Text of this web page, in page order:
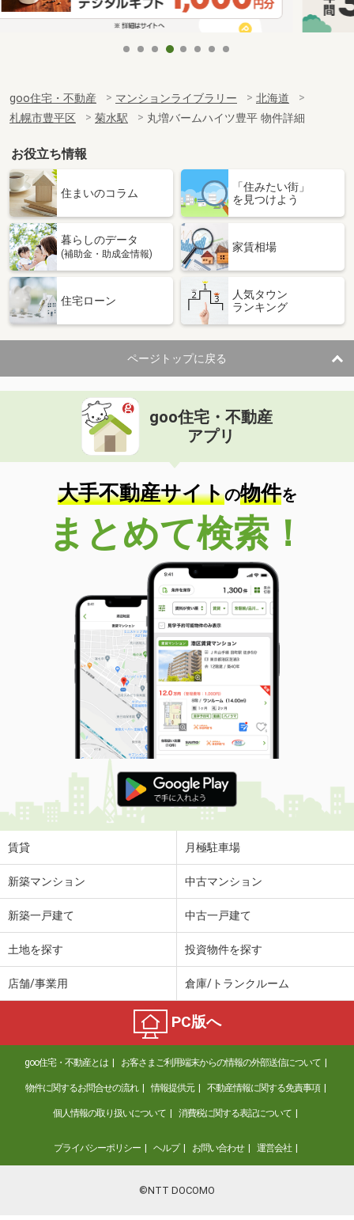
goo住宅・不動産 マンションライブラリー
北海道
札幌市豊平区
菊水駅 丸増バームハイツ豊平 物件詳細
お役立ち情報
住まいのコラム
「住みたい街」
を見つけよう
暮らしのデータ
(補助金・助成金情報)
家賃相場
住宅ローン
人気タウン
ランキング
ページトップに戻る
goo住宅・不動産
アプリ
大手不動産サイトの物件を
まとめて検索！
賃貸 月極駐車場
新築マンション 中古マンション
新築一戸建て 中古一戸建て
土地を探す 投資物件を探す
店舗/事業用 倉庫/トランクルーム
PC版へ
goo住宅・不動産とは お客さまご利用端末からの情報の外部送信について
物件に関するお問合せの流れ 情報提供元 不動産情報に関する免責事項
個人情報の取り扱いについて 消費税に関する表記について
プライバシーポリシー ヘルプ お問い合わせ 運営会社
©NTT DOCOMO